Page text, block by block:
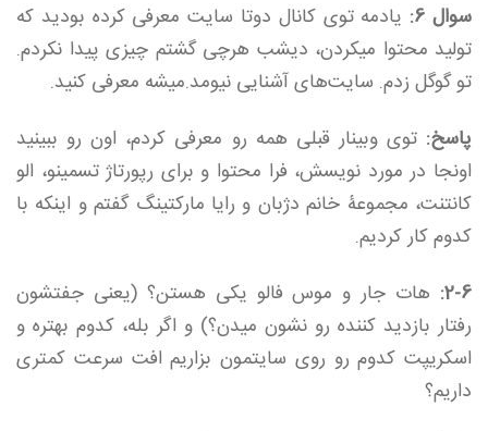
سوال 6:
یادمه توی کانال دوتا سایت معرفی کرده بودید که
تولید محتوا میکردن، دیشب هرچی گشتم چیزی پیدا نکردم.
تو گوگل زدم. سایت‌های آشنایی نیومد.میشه معرفی کنید.
پاسخ: توی وبینار قبلی همه رو معرفی کردم، اون رو ببینید
اونجا در مورد نویسش، فرا محتوا و برای رپورتاژ تسمینو، الو
کانتنت، مجموعۀ خانم دژبان و رایا مارکتینگ گفتم و اینکه با
کدوم کار کردیم.
2-6: هات جار و موس فالو یکی هستن؟ (یعنی جفتشون
رفتار بازدید کننده رو نشون میدن؟) و اگر بله، کدوم بهتره و
اسکریپت کدوم رو روی سایتمون بزاریم افت سرعت کمتری
داریم؟